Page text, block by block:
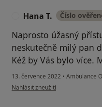
Hana T. Číslo
Naprosto úžasný
neskutečně milý pan
Kéž by Vás bylo více.
13. července 2022 • Ambulance
podle názoru uživatele Hana T.
Nahlásit zneužití